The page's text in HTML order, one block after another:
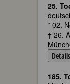
25.
* 02.
† 26.
Details
185.